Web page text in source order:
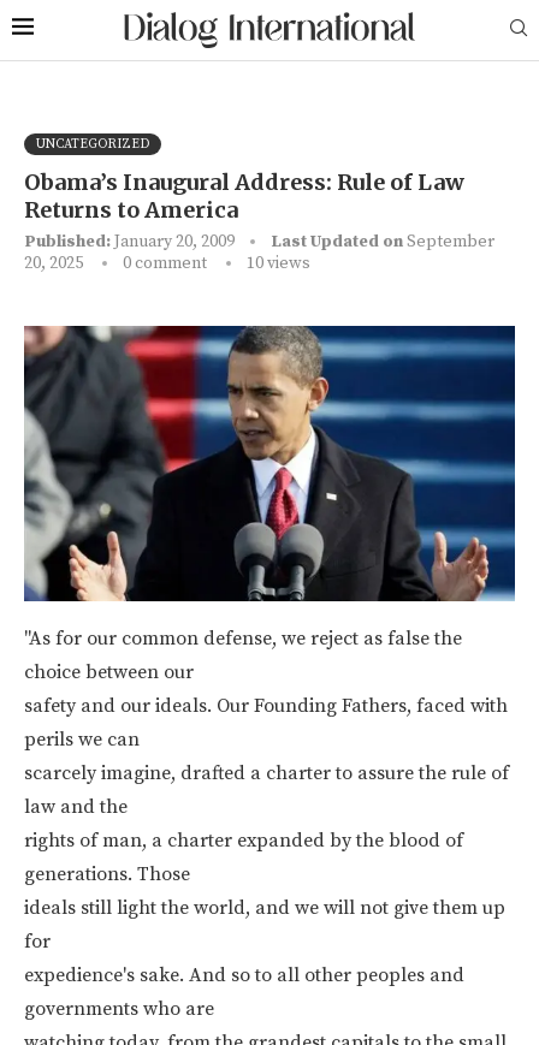
UNCATEGORIZED
Obama’s Inaugural Address: Rule of Law
Returns to America
Published:January 20, 2009 Last Updated onSeptember
20, 2025
0 comment 10views
"As for our common defense, we reject as false the
choice between our
safety and our ideals. Our Founding Fathers, faced with
perils we can
scarcely imagine, drafted a charter to assure the rule of
law and the
rights of man, a charter expanded by the blood of
generations. Those
ideals still light the world, and we will not give them up
for
expedience's sake. And so to all other peoples and
governments who are